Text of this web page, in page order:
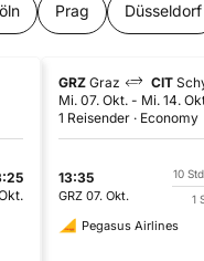
Prag Düsseldorf
GRZ Graz CIT
Mi. 07. Okt. - Mi. 14.
1 Reisender
Economy
13:35
GRZ 07. Okt.
10
1
Pegasus Airlines